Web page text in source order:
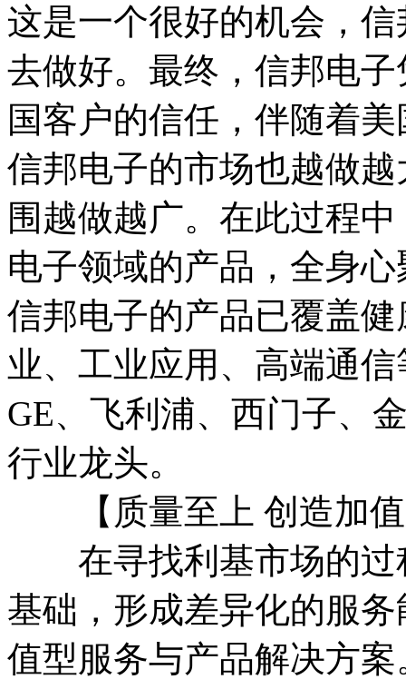
这是一个很好的机会，
去做好。最终，信邦电
国客户的信任，伴随着
信邦电子的市场也越做
围越做越广。在此过程
电子领域的产品，全身
信邦电子的产品已覆盖
业、工业应用、高端通
GE、飞利浦、西门子、
行业龙头。
【质量至上 创造加值
在寻找利基市场的过
基础，形成差异化的服
值型服务与产品解决方案